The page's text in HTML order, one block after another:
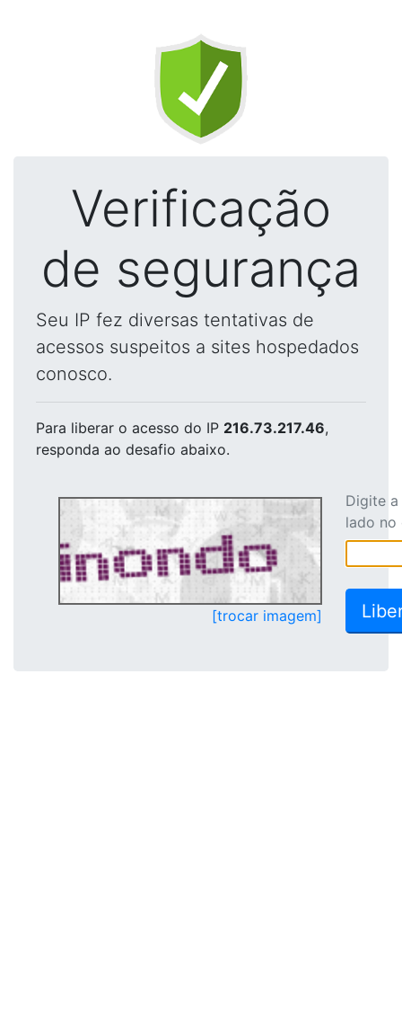
Verificação
de segurança
Seu IP fez diversas tentativas de
acessos suspeitos a sites hospedados
conosco.
Para liberar o acesso do IP 216.73.217.46,
responda ao desafio abaixo.
[trocar imagem]
Digite
lado no